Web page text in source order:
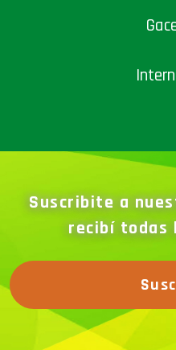
Suscribite a
recibí todas